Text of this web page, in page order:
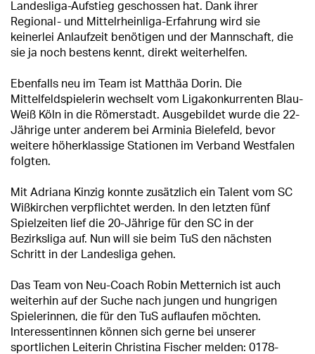
Landesliga-Aufstieg geschossen hat. Dank ihrer
Regional- und Mittelrheinliga-Erfahrung wird sie
keinerlei Anlaufzeit benötigen und der Mannschaft, die
sie ja noch bestens kennt, direkt weiterhelfen.
Ebenfalls neu im Team ist Matthäa Dorin. Die
Mittelfeldspielerin wechselt vom Ligakonkurrenten Blau-
Weiß Köln in die Römerstadt. Ausgebildet wurde die 22-
Jährige unter anderem bei Arminia Bielefeld, bevor
weitere höherklassige Stationen im Verband Westfalen
folgten.
Mit Adriana Kinzig konnte zusätzlich ein Talent vom SC
Wißkirchen verpflichtet werden. In den letzten fünf
Spielzeiten lief die 20-Jährige für den SC in der
Bezirksliga auf. Nun will sie beim TuS den nächsten
Schritt in der Landesliga gehen.
Das Team von Neu-Coach Robin Metternich ist auch
weiterhin auf der Suche nach jungen und hungrigen
Spielerinnen, die für den TuS auflaufen möchten.
Interessentinnen können sich gerne bei unserer
sportlichen Leiterin Christina Fischer melden: 0178-